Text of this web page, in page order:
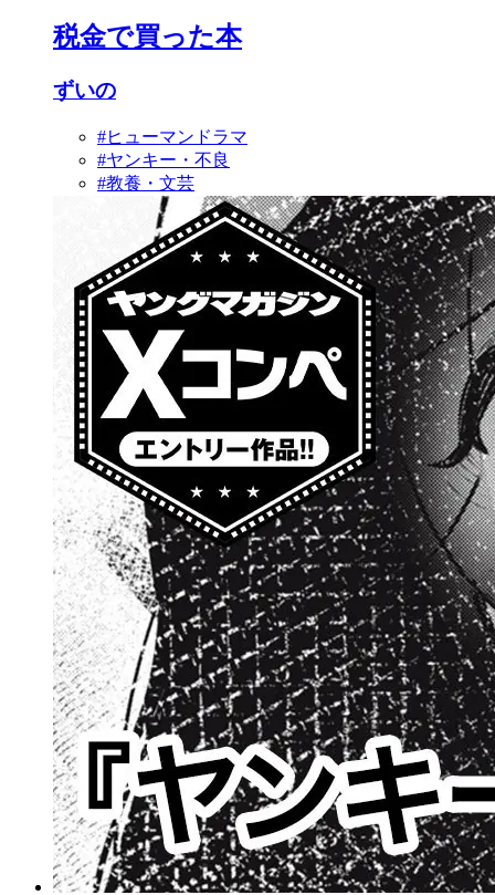
税金で買った本
ずいの
#ヒューマンドラマ
#ヤンキー・不良
#教養・文芸